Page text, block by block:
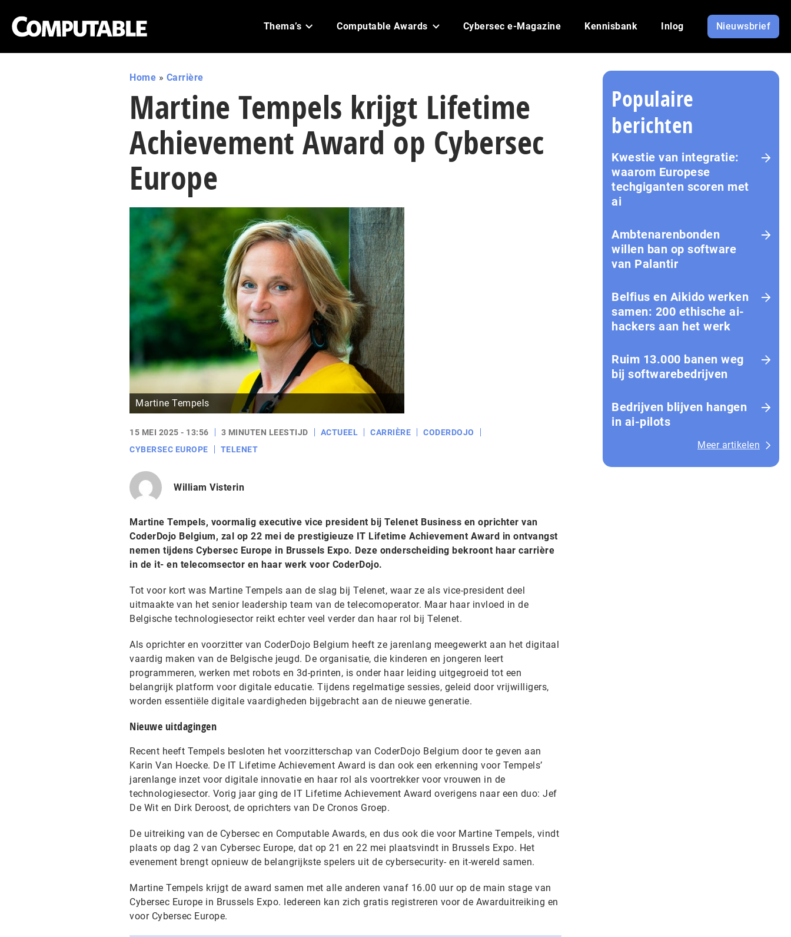
Thema’s Computable Awards Cybersec e-Magazine Kennisbank Inlog Nieuwsbrief
Home » Carrière
Martine Tempels krijgt Lifetime
Achievement Award op Cybersec
Europe
Martine Tempels
15 MEI 2025 - 13:56 3 MINUTEN LEESTIJD ACTUEEL CARRIÈRE
CODERDOJO
CYBERSEC EUROPE
TELENET
William Visterin
Martine Tempels, voormalig executive vice president bij Telenet Business en oprichter van
CoderDojo Belgium, zal op 22 mei de prestigieuze IT Lifetime Achievement Award in ontvangst
nemen tijdens Cybersec Europe in Brussels Expo. Deze onderscheiding bekroont haar carrière
in de it- en telecomsector en haar werk voor CoderDojo.
Tot voor kort was Martine Tempels aan de slag bij Telenet, waar ze als vice-president deel
uitmaakte van het senior leadership team van de telecomoperator. Maar haar invloed in de
Belgische technologiesector reikt echter veel verder dan haar rol bij Telenet.
Als oprichter en voorzitter van CoderDojo Belgium heeft ze jarenlang meegewerkt aan het digitaal
vaardig maken van de Belgische jeugd. De organisatie, die kinderen en jongeren leert
programmeren, werken met robots en 3d-printen, is onder haar leiding uitgegroeid tot een
belangrijk platform voor digitale educatie. Tijdens regelmatige sessies, geleid door vrijwilligers,
worden essentiële digitale vaardigheden bijgebracht aan de nieuwe generatie.
Nieuwe uitdagingen
Recent heeft Tempels besloten het voorzitterschap van CoderDojo Belgium door te geven aan
Karin Van Hoecke. De IT Lifetime Achievement Award is dan ook een erkenning voor Tempels’
jarenlange inzet voor digitale innovatie en haar rol als voortrekker voor vrouwen in de
technologiesector. Vorig jaar ging de IT Lifetime Achievement Award overigens naar een duo: Jef
De Wit en Dirk Deroost, de oprichters van De Cronos Groep.
De uitreiking van de Cybersec en Computable Awards, en dus ook die voor Martine Tempels, vindt
plaats op dag 2 van Cybersec Europe, dat op 21 en 22 mei plaatsvindt in Brussels Expo. Het
evenement brengt opnieuw de belangrijkste spelers uit de cybersecurity- en it-wereld samen.
Martine Tempels krijgt de award samen met alle anderen vanaf 16.00 uur op de main stage van
Cybersec Europe in Brussels Expo. Iedereen kan zich gratis registreren voor de Awarduitreiking en
voor Cybersec Europe.
Populaire
berichten
Kwestie van integratie:
waarom Europese
techgiganten scoren met
ai
Amb­te­na­ren­bon­den
willen ban op software
van Palantir
Belfius en Aikido werken
samen: 200 ethische ai-
hackers aan het werk
Ruim 13.000 banen weg
bij softwarebedrijven
Bedrijven blijven hangen
in ai-pilots
Meer artikelen